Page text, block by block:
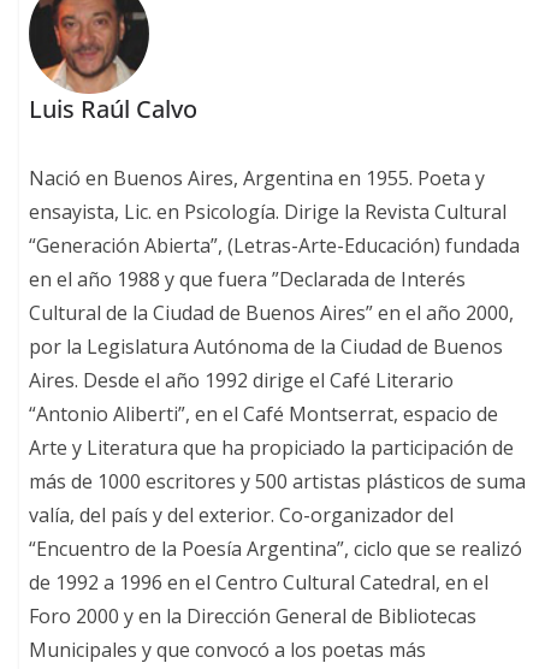
Luis Raúl Calvo
Nació en Buenos Aires, Argentina en 1955. Poeta y
ensayista, Lic. en Psicología. Dirige la Revista Cultural
“Generación Abierta”, (Letras-Arte-Educación) fundada
en el año 1988 y que fuera ”Declarada de Interés
Cultural de la Ciudad de Buenos Aires” en el año 2000,
por la Legislatura Autónoma de la Ciudad de Buenos
Aires. Desde el año 1992 dirige el Café Literario
“Antonio Aliberti”, en el Café Montserrat, espacio de
Arte y Literatura que ha propiciado la participación de
más de 1000 escritores y 500 artistas plásticos de suma
valía, del país y del exterior. Co-organizador del
“Encuentro de la Poesía Argentina”, ciclo que se realizó
de 1992 a 1996 en el Centro Cultural Catedral, en el
Foro 2000 y en la Dirección General de Bibliotecas
Municipales y que convocó a los poetas más